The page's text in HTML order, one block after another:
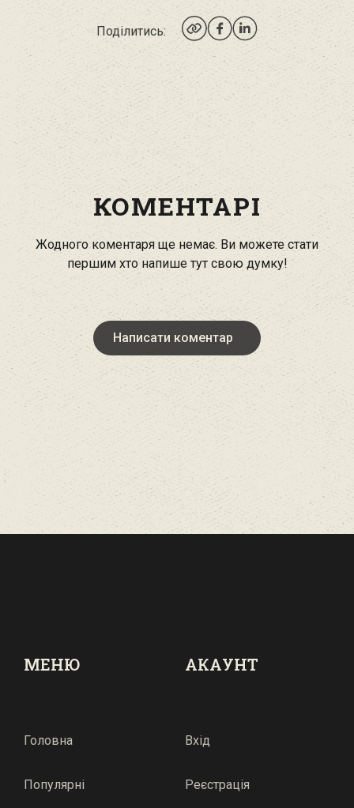
Поділитись:
КОМЕНТАРІ
Жодного коментаря ще немає. Ви можете стати
першим хто напише тут свою думку!
Написати коментар
МЕНЮ
Головна
Популярні
АКАУНТ
Вхід
Реєстрація